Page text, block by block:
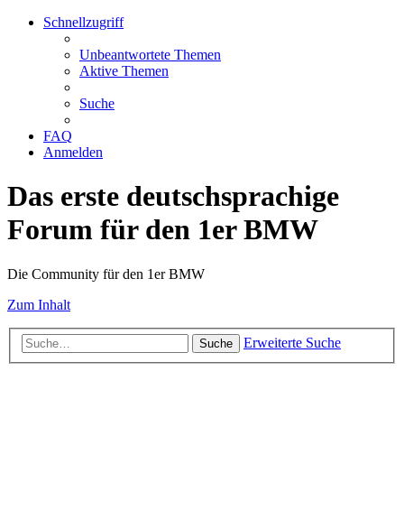
Schnellzugriff
Unbeantwortete Themen
Aktive Themen
Suche
FAQ
Anmelden
Das erste deutschsprachige
Forum für den 1er BMW
Die Community für den 1er BMW
Zum Inhalt
Suche Erweiterte Suche